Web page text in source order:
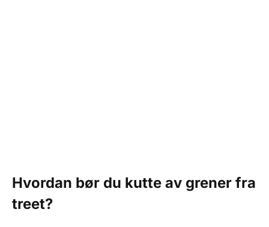
Hvordan bør du kutte av grener fra
treet?